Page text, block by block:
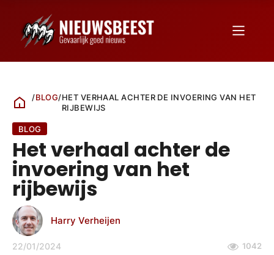
/BLOG/HET VERHAAL ACHTER DE INVOERING VAN HET
RIJBEWIJS
BLOG
Het verhaal achter de
invoering van het
rijbewijs
Harry Verheijen
22/01/2024 1042